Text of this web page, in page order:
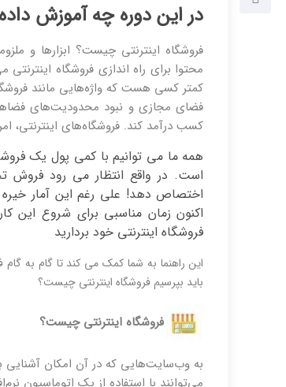
در این دوره چه آموزش
فروشگاه اینترنتی چیست؟ ابزارها و
محتوا برای راه اندازی فروشگاه
کمتر کسی هست که واژه‌هایی مانند
فضای مجازی و نبود محدودیت‌های
کسب درآمد کند. فروشگاه‌های اینترنتی،
همه ما می توانیم با کمی پول یک
اختصاص دهد! علی رغم این آمار خیره
اکنون زمان مناسبی برای شروع این
فروشگاه اینترنتی خود بردارید
این راهنما به شما کمک می کند تا گام به گام
باید بپرسیم فروشگاه اینترنتی چیست؟
فروشگاه اینترنتی چیست؟
به وب‌سایت‌هایی که در آن امکان